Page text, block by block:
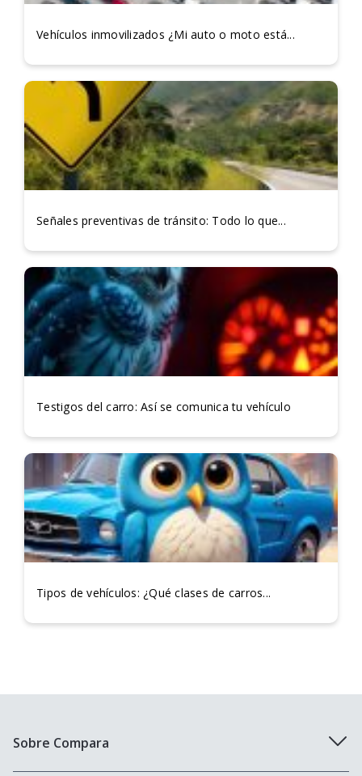
Vehículos inmovilizados ¿Mi auto o moto está...
Señales preventivas de tránsito: Todo lo que...
Testigos del carro: Así se comunica tu vehículo
Tipos de vehículos: ¿Qué clases de carros...
Sobre Compara